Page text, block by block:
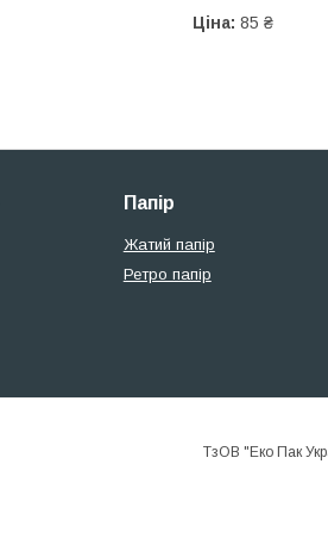
Ціна: 85 ₴
Папір
Жатий папір
Ретро папір